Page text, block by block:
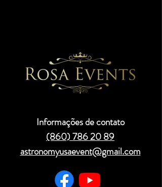
Informações de contato
(860) 786 20 89
astronomyusaevent@gmail.com